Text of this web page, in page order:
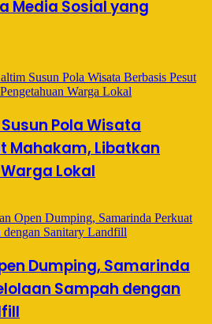
Media Sosial yang
Pola Wisata
Mahakam, Libatkan
Lokal
Dumping, Samarinda
Sampah dengan